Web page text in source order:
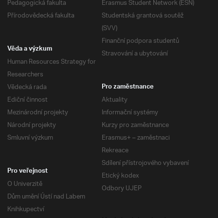
Pedagogická fakulta
Přírodovědecká fakulta
Erasmus Student Network (ESN)
Studentská grantová soutěž
(SVV)
Finanční podpora studentů
Stravování a ubytování
Věda a výzkum
Human Resources Strategy for
Researchers
Vědecká rada
Ediční činnost
Mezinárodní projekty
Národní projekty
Smluvní výzkum
Pro zaměstnance
Aktuality
Informační systémy
Kurzy pro zaměstnance
Erasmus+ – zaměstnaci
Rekreace
Sdílení přístrojového vybavení
Etický kodex
Odbory UJEP
Pro veřejnost
O Univerzitě
Dům umění Ústí nad Labem
Knihkupectví